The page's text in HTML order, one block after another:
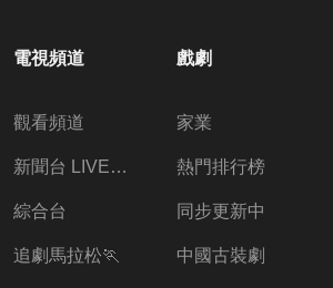
電視頻道
觀看頻道
新聞台 LIVE 直播
綜合台
追劇馬拉松🏃
戲劇
家業
熱門排行榜
同步更新中
中國古裝劇